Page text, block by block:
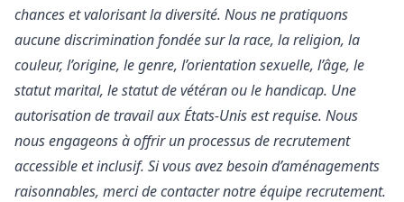
chances et valorisant la diversité. Nous ne pratiquons
aucune discrimination fondée sur la race, la religion, la
couleur, l’origine, le genre, l’orientation sexuelle, l’âge, le
statut marital, le statut de vétéran ou le handicap. Une
autorisation de travail aux États-Unis est requise. Nous
nous engageons à offrir un processus de recrutement
accessible et inclusif. Si vous avez besoin d’aménagements
raisonnables, merci de contacter notre équipe recrutement.